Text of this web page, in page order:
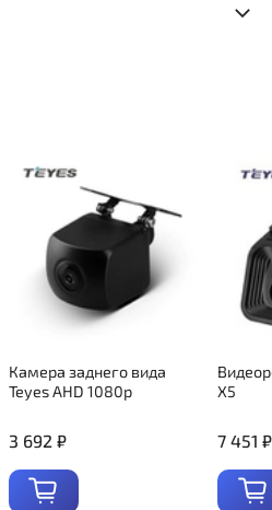
Камера заднего вида
Teyes AHD 1080p
3 692 ₽
X5
7 451 ₽